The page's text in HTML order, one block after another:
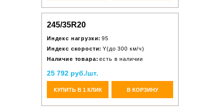
245/35R20
Индекс нагрузки: 95
Индекс скорости: Y(до 300 км/ч)
Наличие товара: есть в наличии
25 792 руб./шт.
КУПИТЬ В 1 КЛИК В КОРЗИНУ